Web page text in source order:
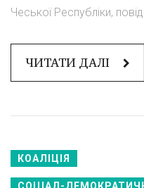
Чеської Республіки,
ЧИТАТИ ДАЛІ
КОАЛІЦІЯ
СОЦІАЛ-